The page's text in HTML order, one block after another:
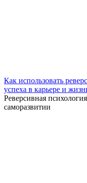
Как использовать
успеха в карьере и
Реверсивная
саморазвитии